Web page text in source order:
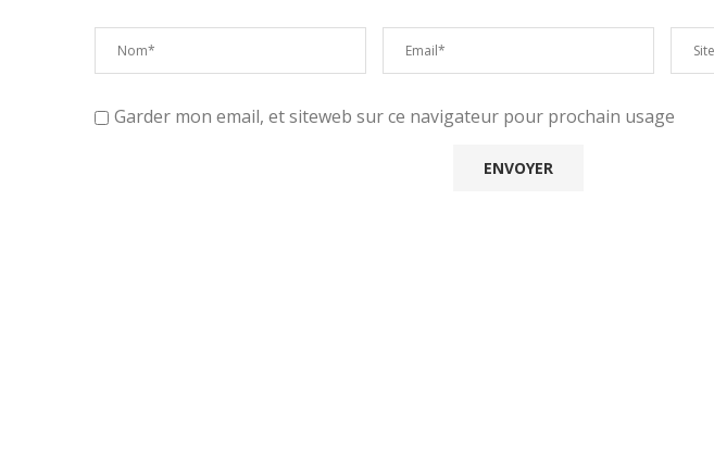
Garder mon email, et siteweb sur ce navigateur pour prochain usage